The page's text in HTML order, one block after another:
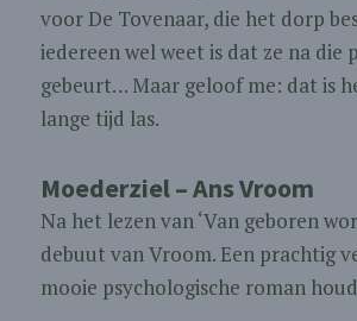
voor De Tovenaar, die het dorp
iedereen wel weet is dat ze na
gebeurt… Maar geloof me: dat is
lange tijd las.
Moederziel – Ans Vroom
Na het lezen van ‘Van geboren
debuut van Vroom. Een prachtig
mooie psychologische roman